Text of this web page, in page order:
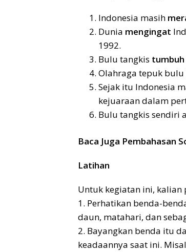
Indonesia masih
Dunia mengingat
1992.
Bulu tangkis
Olahraga tepuk
Sejak itu Indonesia
kejuaraan dalam
Bulu tangkis sendiri
Baca Juga Pembahasan
Latihan
Untuk kegiatan ini, kalian
1. Perhatikan benda-
daun, matahari, dan
2. Bayangkan benda itu
keadaannya saat ini.